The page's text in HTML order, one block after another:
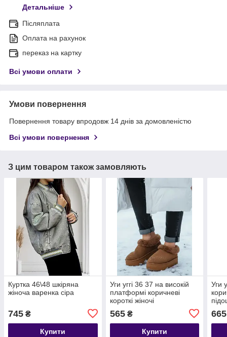
Детальніше
Післяплата
Оплата на рахунок
переказ на картку
Всі умови оплати
Умови повернення
Повернення товару впродовж 14 днів за домовленістю
Всі умови повернення
З цим товаром також замовляють
Куртка 46\48 шкіряна
жіноча варенка сіра
745 ₴
Купити
Уги уггі 36 37 на високій
платформі коричневі
короткі жіночі
565₴
Купити
Уги
665